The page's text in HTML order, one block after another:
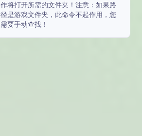
作将打开所需的文件夹！注意：如果路
径是游戏文件夹，此命令不起作用，您
需要手动查找！